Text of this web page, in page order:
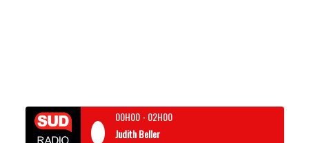
00H00- 02H00
Judith Beller